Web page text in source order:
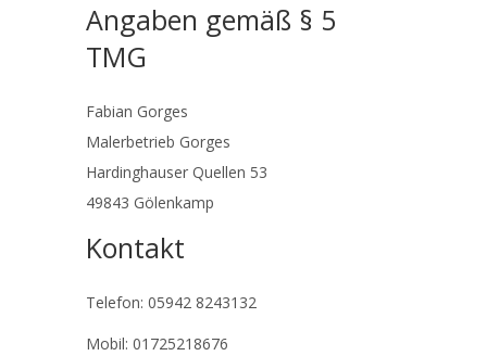
Angaben gemäß § 5
TMG
Fabian Gorges
Malerbetrieb Gorges
Hardinghauser Quellen 53
49843 Gölenkamp
Kontakt
Telefon: 05942 8243132
Mobil: 01725218676